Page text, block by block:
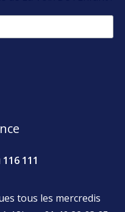
116 111
tous les mercredis